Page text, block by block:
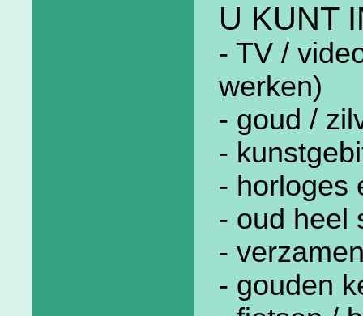
U KUNT
- TV /
werken)
- goud /
-
- horloges
- oud heel
-
- gouden